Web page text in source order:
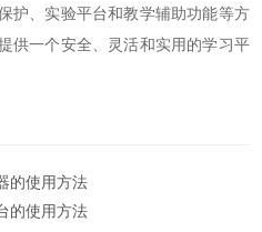
护、实验平台和教学辅助功能等方
供一个安全、灵活和实用的学习平
的使用方法
的使用方法